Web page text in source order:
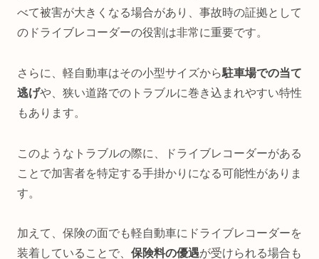
べて被害が大きくなる場合があり、事故時の証拠として
のドライブレコーダーの役割は非常に重要です。
さらに、軽自動車はその小型サイズから駐車場での当て
逃げや、狭い道路でのトラブルに巻き込まれやすい特性
もあります。
このようなトラブルの際に、ドライブレコーダーがある
ことで加害者を特定する手掛かりになる可能性がありま
す。
加えて、保険の面でも軽自動車にドライブレコーダーを
装着していることで、 保険料の優遇が受けられる場合も